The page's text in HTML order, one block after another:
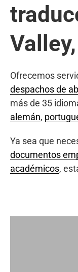
Ofrecemos
despachos de
más de 35
alemán,
Ya sea que
documentos
académicos,